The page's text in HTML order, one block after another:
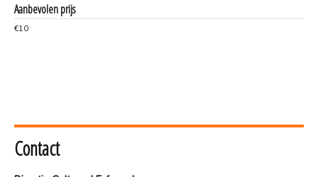
Aanbevolen prijs
€10
Contact